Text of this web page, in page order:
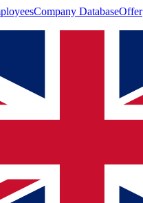
Company DatabaseOffer